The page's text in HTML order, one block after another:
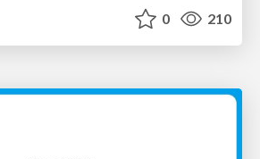
0 210